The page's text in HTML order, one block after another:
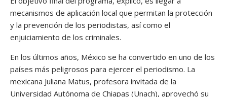
mecanismos de aplicación local que permitan la protección
y la prevención de los periodistas, así como el
enjuiciamiento de los criminales.
En los últimos años, México se ha convertido en uno de los
países más peligrosos para ejercer el periodismo. La
mexicana Juliana Matus, profesora invitada de la
Universidad Autónoma de Chiapas (Unach), aprovechó su